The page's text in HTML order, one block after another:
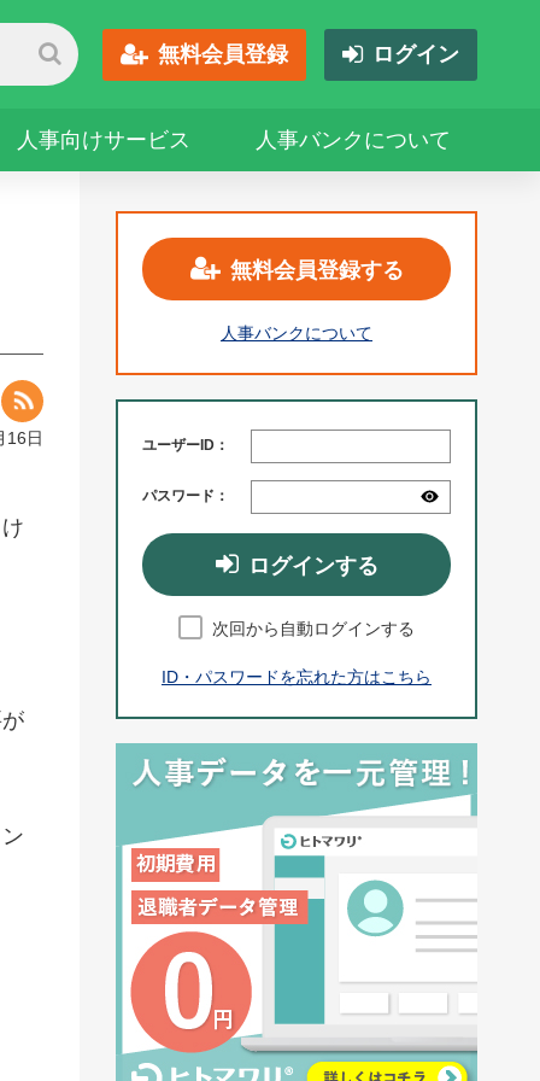
無料会員登録 ログイン
人事向けサービス 人事バンクについて
16日
無料会員登録する
人事バンクについて
ユーザーID：
パスワード：
ログインする
次回から自動ログインする
ID・パスワードを忘れた方はこちら